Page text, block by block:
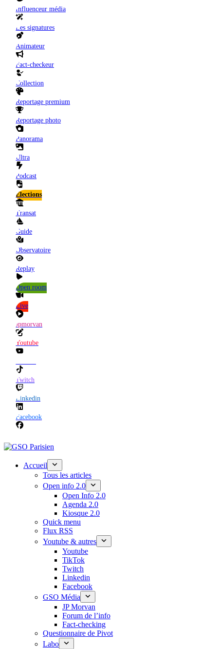
Influenceur média
Les signatures
Animateur
Fact-checkeur
Collection
Reportage premium
Reportage photo
Panorama
Ultra
Podcast
Elections
Transat
Guide
Observatoire
Replay
Open room
Live
Jpmorvan
Youtube
Twitch
Linkedin
Facebook
Accueil
Tous les articles
Open info 2.0
Open Info 2.0
Agenda 2.0
Kiosque 2.0
Quick menu
Flux RSS
Youtube & autres
Youtube
TikTok
Twitch
Linkedin
Facebook
GSO Média
JP Morvan
Forum de l’info
Fact-checking
Questionnaire de Pivot
Labo